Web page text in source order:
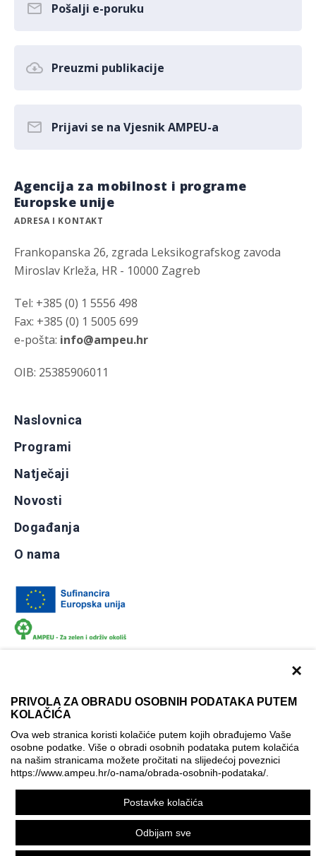
×
PRIVOLA ZA OBRADU OSOBNIH PODATAKA PUTEM
KOLAČIĆA
Ova web stranica koristi kolačiće putem kojih obrađujemo Vaše
osobne podatke. Više o obradi osobnih podataka putem kolačića
na našim stranicama možete pročitati na slijedećoj poveznici
https://www.ampeu.hr/o-nama/obrada-osobnih-podataka/
Postavke kolačića
Odbijam sve
Pošalji e-poruku
Preuzmi publikacije
Prijavi se na Vjesnik AMPEU-a
Agencija za mobilnost i programe
Europske unije
ADRESA I KONTAKT
Frankopanska 26, zgrada Leksikografskog zavoda
Miroslav Krleža, HR - 10000 Zagreb
Tel: +385 (0) 1 5556 498
Fax: +385 (0) 1 5005 699
e-pošta: info@ampeu.hr
OIB: 25385906011
Naslovnica
Programi
Natječaji
Novosti
Događanja
O nama
Izjava o pristupačnosti
Politika korištenja kolačića
Postavke kolačića
Ova mrežna stranica je ostvarena uz financijsku potporu
Europske komisije. Ona izražava isključivo stajalište autora
mrežne stranice i Komisija se ne može smatrati odgovornom